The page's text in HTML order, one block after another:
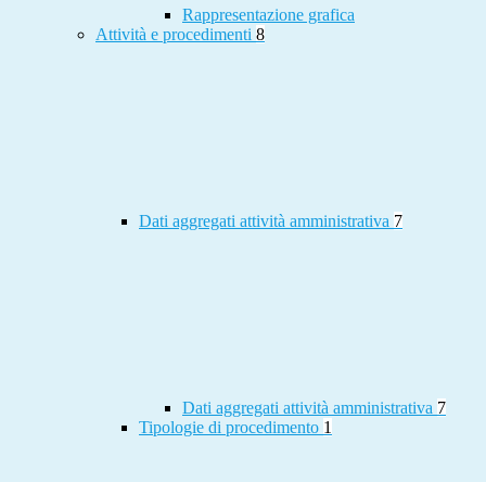
Rappresentazione grafica
Attività e procedimenti 8
Dati aggregati attività amministrativa 7
Dati aggregati attività amministrativa 7
Tipologie di procedimento 1